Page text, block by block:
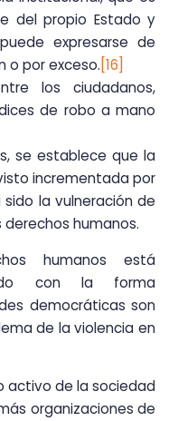
del propio Estado y
expresarse de
o por exceso. [16]
los ciudadanos,
de robo a mano
se establece que la
incrementada por
la vulneración de
humanos.
humanos está
con la forma
democráticas son
de la violencia en
activo de la sociedad
organizaciones de